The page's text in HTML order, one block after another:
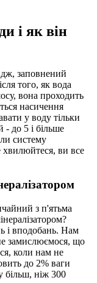
і як він
заповнений
того, як вода
вона проходить
насичення
у воду тільки
- до 5 і більше
систему
хвилюйтеся, ви все
з п'ятьма
і вподобань. Нам
замислюємося, що
коли нам не
до 2% ваги
більш, ніж 300